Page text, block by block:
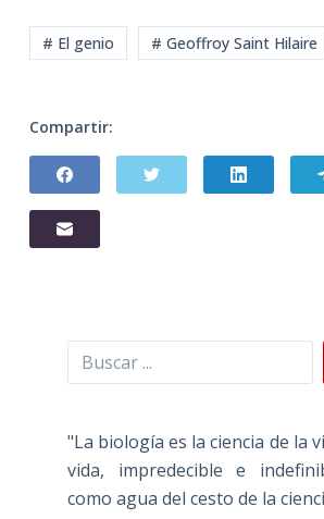
# El genio # Geoffroy Saint Hilaire
Compartir:
Buscar
"La biología es la ciencia de la
vida, impredecible e
como agua del cesto de la